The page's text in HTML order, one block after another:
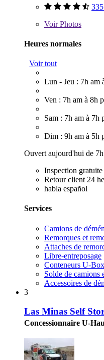
VoirPhotos
Heures normales
Voir tout
Lun - Jeu : 7h am
Ven : 7h am à 8h
Sam : 7h am à 7h
Dim : 9h am à 5h
Ouvert aujourd'hui de
Inspection
Retour client 24
habla español
Services
Camions de
Remorques et
Attaches de
Libre-entreposage
Conteneurs U-Box
Solde de camions
Accessoires de
3
Las Minas Self
Concessionnaire U-